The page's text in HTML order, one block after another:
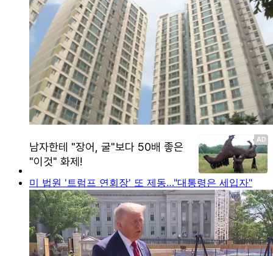
미 법원 '트럼프 연회장' 또 제동…"대통령은 세입자"